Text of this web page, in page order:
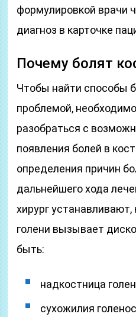
формулировкой врачи
диагноз в карточке
Почему болят
Чтобы найти способы
проблемой,
разобраться с
появления болей в
определения причин
дальнейшего хода
хирург
голени вызывает
быть:
надкостница
сухожилия